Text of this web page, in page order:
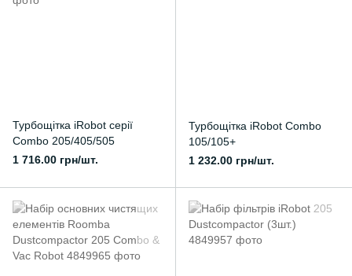
Турбощітка iRobot серії
Combo 205/405/505
1 716.00 грн/шт.
Турбощітка iRobot Combo
105/105+
1 232.00 грн/шт.